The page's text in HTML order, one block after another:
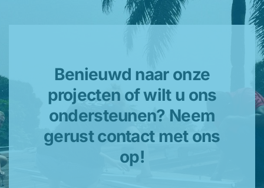
Benieuwd naar onze
projecten of wilt u ons
ondersteunen? Neem
gerust contact met ons
op!